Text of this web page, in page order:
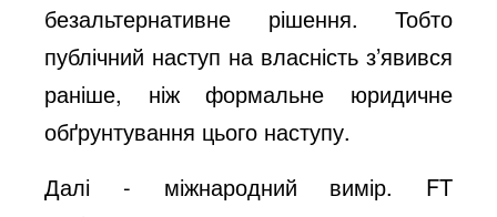
безальтернативне рішення. Тобто
публічний наступ на власність з’явився
раніше, ніж формальне юридичне
обґрунтування цього наступу.
Далі - міжнародний вимір. FT